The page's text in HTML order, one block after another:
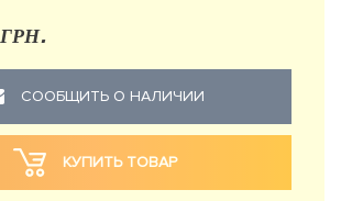
ГРН.
СООБЩИТЬ О НАЛИЧИИ
КУПИТЬ ТОВАР